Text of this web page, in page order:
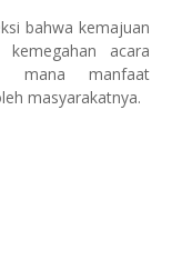
bahwa kemajuan
acara
mana manfaat
masyarakatnya.